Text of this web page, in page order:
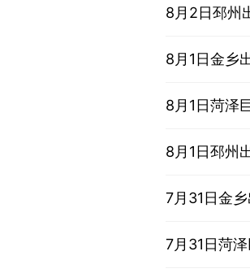
8月2日邳州
8月1日金乡
8月1日菏泽
8月1日邳州
7月31日金
7月31日菏